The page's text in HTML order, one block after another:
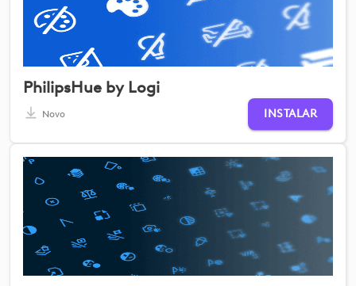
PhilipsHue by Logi
Novo INSTALAR